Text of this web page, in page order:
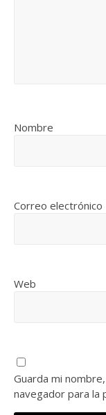
Nombre
Correo electrónico
Web
Guarda mi
navegador para la